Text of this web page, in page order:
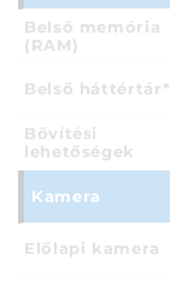
Belső memória
(RAM)
Belső háttértár*
Bővítési
lehetőségek
Kamera
Előlapi kamera